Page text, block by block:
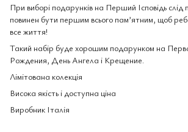
При виборі подарунків на Перший Ісповідь слід
повинен бути першим всього пам’ятним, щоб
все життя!
Такий набір буде хорошим подарунком на
Рождения, День Ангела і Крещение.
Лімітована колекція
Висока якість і доступна ціна
Виробник Італія